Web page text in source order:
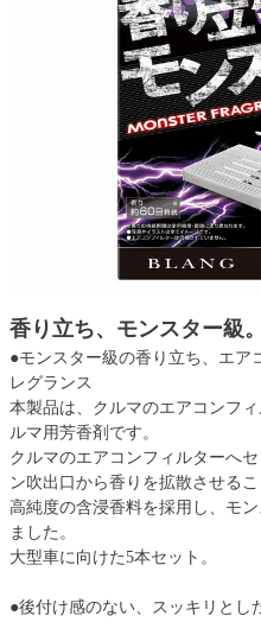
香り立ち、モンスター級
●モンスター級の香り立ち、エア
レグランス
本製品は、クルマのエアコンフ
ルマ用芳香剤です。
クルマのエアコンフィルターへ
ン吹出口から香りを拡散させるこ
高純度の含浸香料を採用し、モ
ました。
大型車に向けた5本セット。
●後付け感のない、スッキリとし